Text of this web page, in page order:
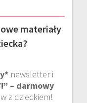
materiały
newsletter i
– darmowy
z dzieckiem!